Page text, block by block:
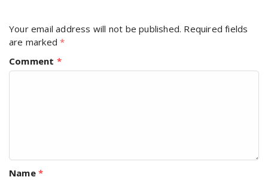
Your email address will not be published. Required fields
are marked*
Comment *
Name *